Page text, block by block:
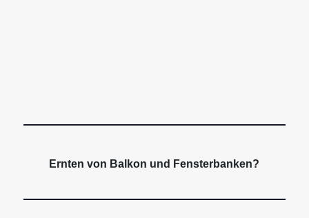
Ernten von Balkon und Fensterbanken?